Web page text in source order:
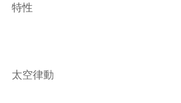
特性
太空律動